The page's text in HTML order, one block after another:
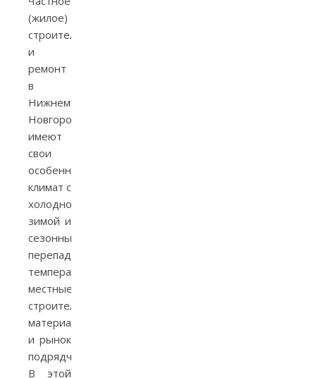
(жилое)
строительство
и
ремонт
в
Нижнем
Новгороде
имеют
свои
особенности:
климат с
холодной
зимой и
сезонными
перепадами
температур,
местные
строительные
материалы
и рынок
подрядчиков.
В этой